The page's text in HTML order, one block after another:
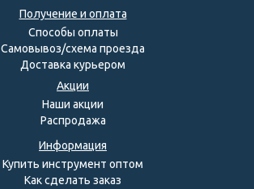
Получение и оплата
Способы оплаты
Самовывоз/схема проезда
Доставка курьером
Акции
Наши акции
Распродажа
Информация
Купить инструмент оптом
Как сделать заказ